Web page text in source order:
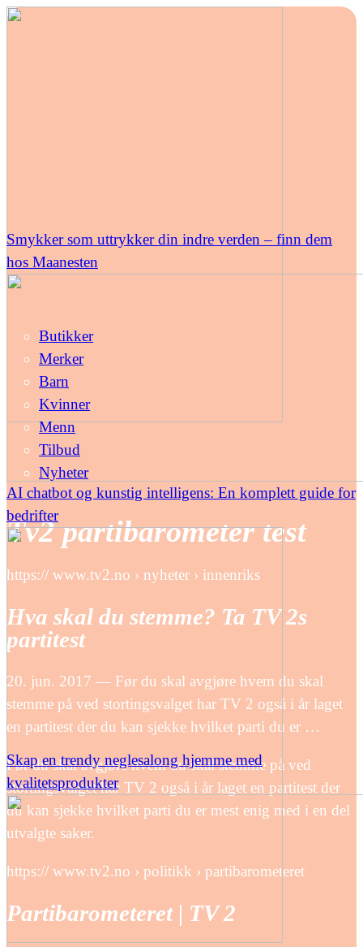
Smykker som uttrykker din indre verden – finn dem
hos Maanesten
AI chatbot og kunstig intelligens: En komplett guide for
bedrifter
Skap en trendy neglesalong hjemme med
kvalitetsprodukter
Butikker
Merker
Barn
Kvinner
Menn
Tilbud
Nyheter
Tv2 partibarometer test
https:// www.tv2.no › nyheter › innenriks
Hva skal du stemme? Ta TV 2s
partitest
20. jun. 2017 — Før du skal avgjøre hvem du skal
stemme på ved stortingsvalget har TV 2 også i år laget
en partitest der du kan sjekke hvilket parti du er …
Før du skal avgjøre hvem du skal stemme på ved
stortingsvalget har TV 2 også i år laget en partitest der
du kan sjekke hvilket parti du er mest enig med i en del
utvalgte saker.
https:// www.tv2.no › politikk › partibarometeret
Partibarometeret | TV 2